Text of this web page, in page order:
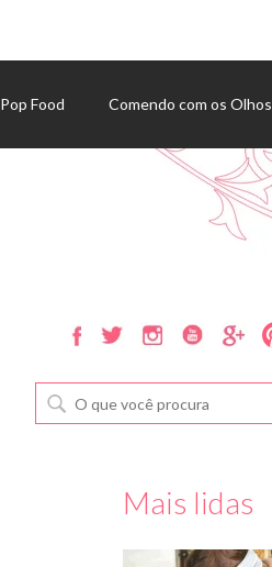
Pop Food Comendo com os Olhos
Mais lidas